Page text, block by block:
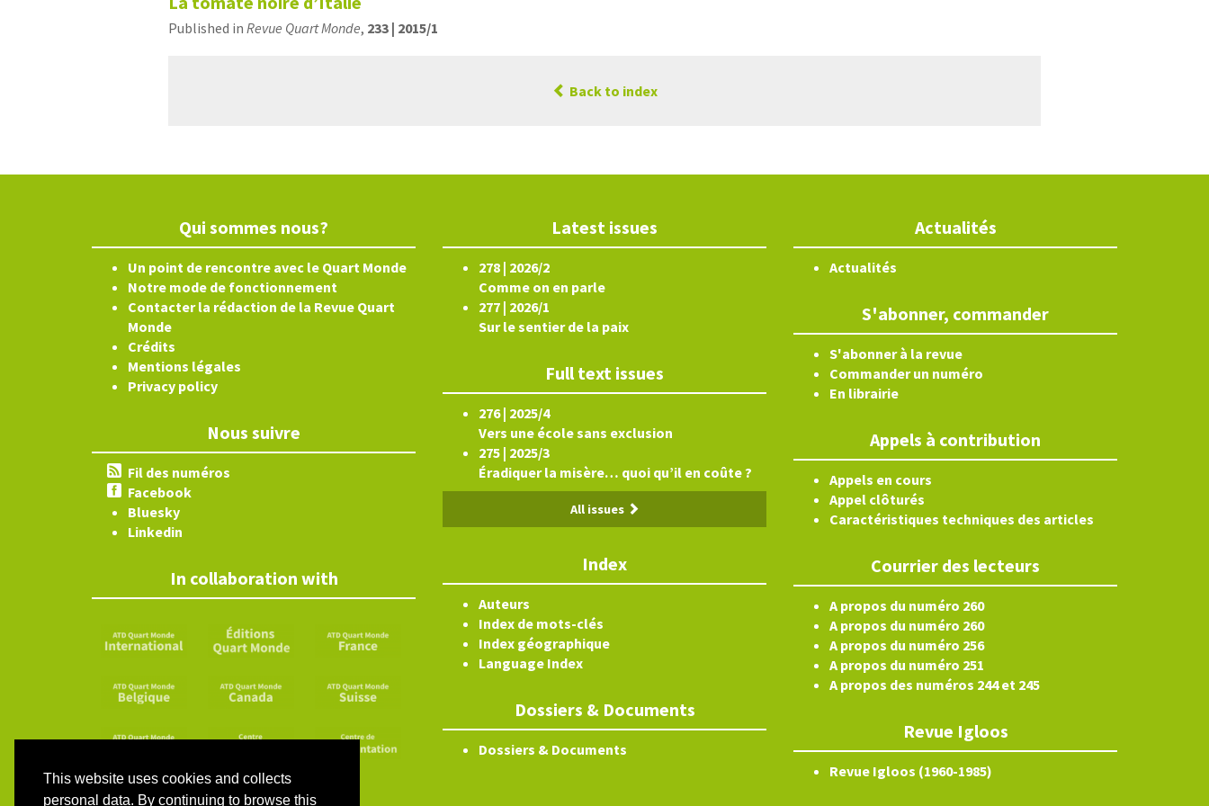
This website uses cookies and collects
personal data. By continuing to browse this
Published in Revue Quart Monde, 233 | 2015/1
Back to index
Qui sommes nous?
Un point de rencontre avec le Quart Monde
Notre mode de fonctionnement
Contacter la rédaction de la Revue Quart
Monde
Crédits
Mentions légales
Privacy policy
Nous suivre
Fil des numéros
Facebook
Bluesky
Linkedin
In collaboration with
Latest issues
278 | 2026/2
Comme on en parle
277 | 2026/1
Sur le sentier de la paix
Full text issues
276 | 2025/4
Vers une école sans exclusion
275 | 2025/3
Éradiquer la misère… quoi qu’il en coûte ?
All issues
Index
Auteurs
Index de mots-clés
Index géographique
Language Index
Dossiers & Documents
Dossiers & Documents
Actualités
Actualités
S'abonner, commander
S'abonner à la revue
Commander un numéro
En librairie
Appels à contribution
Appels en cours
Appel clôturés
Caractéristiques techniques des articles
Courrier des lecteurs
A propos du numéro 260
A propos du numéro 260
A propos du numéro 256
A propos du numéro 251
A propos des numéros 244 et 245
Revue Igloos
Revue Igloos (1960-1985)